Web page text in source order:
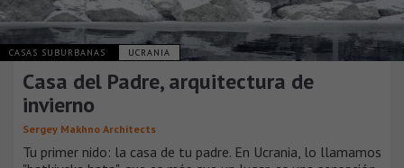
CASAS SUBURBANAS UCRANIA
Casa del Padre, arquitectura de
invierno
Sergey Makhno Architects
Tu primer nido: la casa de tu padre. En Ucrania, lo llamamos